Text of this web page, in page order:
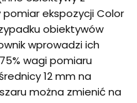
ekspozycji Color
obiektywów
wprowadzi ich
wagi pomiaru
12 mm na
można zmienić na